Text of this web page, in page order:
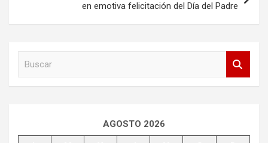
en emotiva felicitación del Día del Padre
AGOSTO 2026